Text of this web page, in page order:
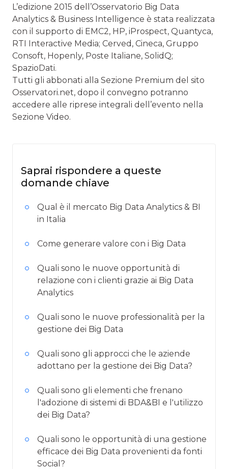
L’edizione 2015 dell’Osservatorio Big Data
Analytics & Business Intelligence è stata realizzata
con il supporto di EMC2, HP, iProspect, Quantyca,
RTI Interactive Media; Cerved, Cineca, Gruppo
Consoft, Hopenly, Poste Italiane, SolidQ;
SpazioDati.
Tutti gli abbonati alla Sezione Premium del sito
Osservatori.net, dopo il convegno potranno
accedere alle riprese integrali dell’evento nella
Sezione Video.
Saprai rispondere a queste
domande chiave
Qual è il mercato Big Data Analytics & BI
in Italia
Come generare valore con i Big Data
Quali sono le nuove opportunità di
relazione con i clienti grazie ai Big Data
Analytics
Quali sono le nuove professionalità per la
gestione dei Big Data
Quali sono gli approcci che le aziende
adottano per la gestione dei Big Data?
Quali sono gli elementi che frenano
l'adozione di sistemi di BDA&BI e l'utilizzo
dei Big Data?
Quali sono le opportunità di una gestione
efficace dei Big Data provenienti da fonti
Social?